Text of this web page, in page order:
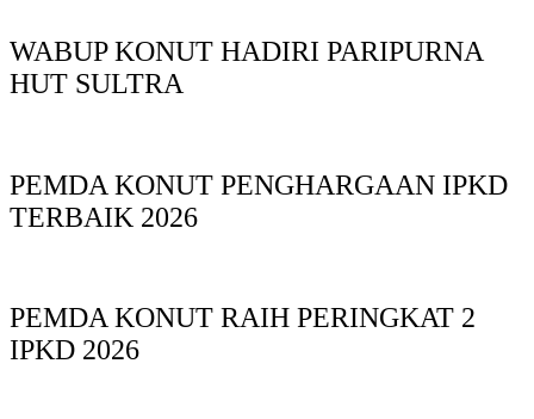
WABUP KONUT HADIRI PARIPURNA
HUT SULTRA
PEMDA KONUT PENGHARGAAN IPKD
TERBAIK 2026
PEMDA KONUT RAIH PERINGKAT 2
IPKD 2026